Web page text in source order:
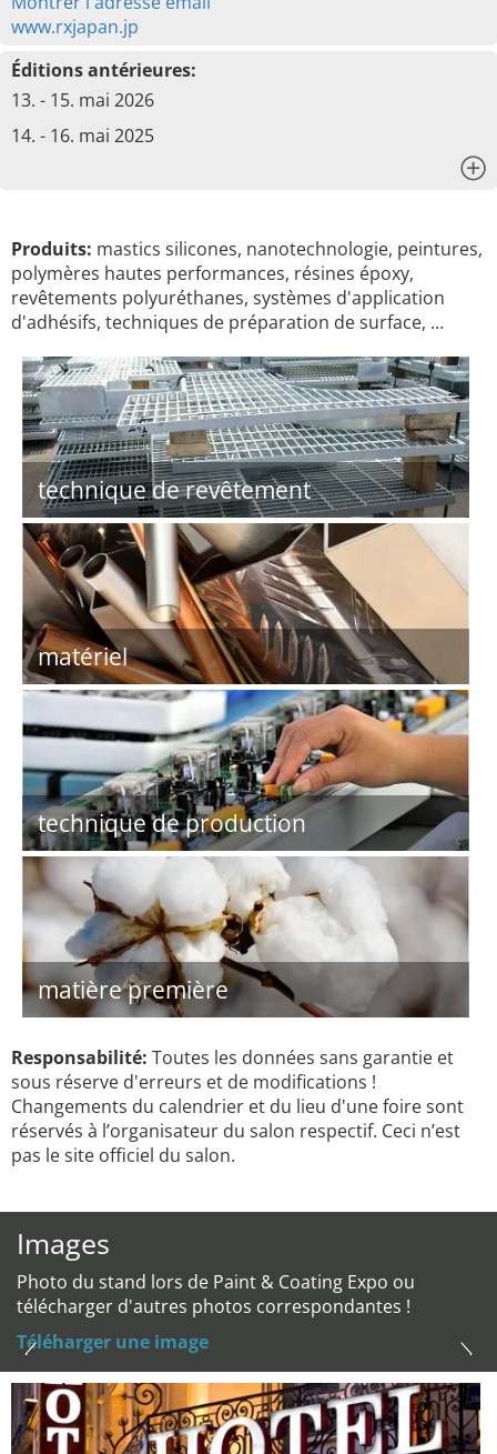
www.rxjapan.jp
Éditions antérieures:
13. - 15. mai 2026
14. - 16. mai 2025
Produits: mastics silicones, nanotechnologie, peintures,
polymères hautes performances, résines époxy,
revêtements polyuréthanes, systèmes d'application
d'adhésifs, techniques de préparation de surface, …
technique de revêtement
matériel
technique de production
matière première
Responsabilité: Toutes les données sans garantie et
sous réserve d'erreurs et de modifications !
Changements du calendrier et du lieu d'une foire sont
réservés à l’organisateur du salon respectif. Ceci n’est
pas le site officiel du salon.
Images
Photo du stand lors de Paint & Coating Expo ou
télécharger d'autres photos correspondantes !
Téléharger une image